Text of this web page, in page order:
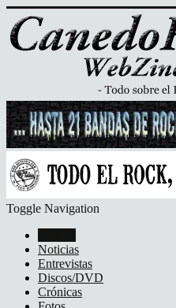
Toggle Navigation
Noticias
Entrevistas
Discos/DVD
Crónicas